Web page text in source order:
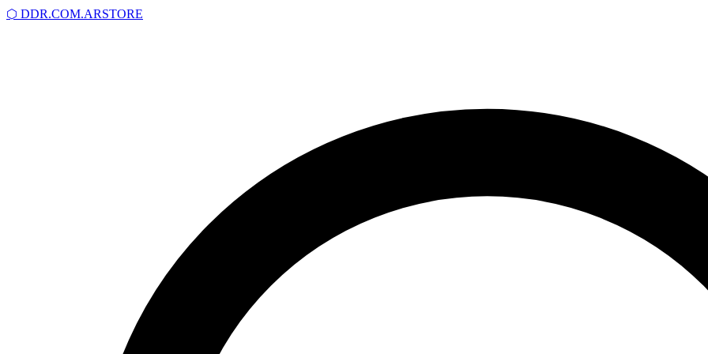
⬡ DDR.COM.ARSTORE